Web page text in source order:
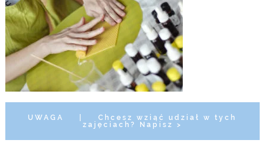
UWAGA
Chcesz wziąć udział w tych
zajęciach? Napisz >